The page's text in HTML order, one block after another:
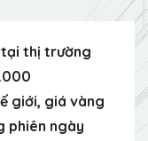
tại thị trường
giới, giá vàng
phiên ngày